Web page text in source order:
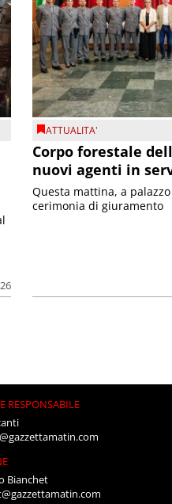
ATTUALITA'
Corpo forestale
nuovi agenti in
Questa mattina, a
cerimonia di giuramento
RESPONSABILE
Bianchet